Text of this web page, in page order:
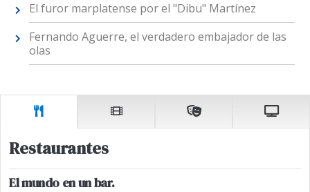
El furor marplatense por el "Dibu" Martínez
Fernando Aguerre, el verdadero embajador de las
olas
Restaurantes
El mundo en un bar.